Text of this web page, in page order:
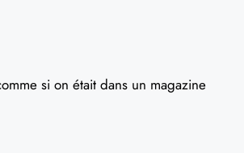
si on était dans un magazine